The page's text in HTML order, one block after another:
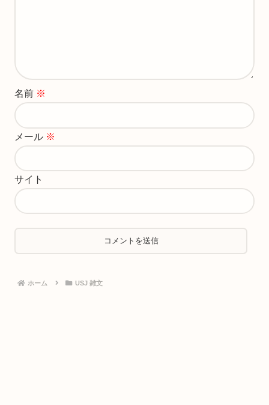
名前 ※
メール ※
サイト
ホーム USJ 雑文